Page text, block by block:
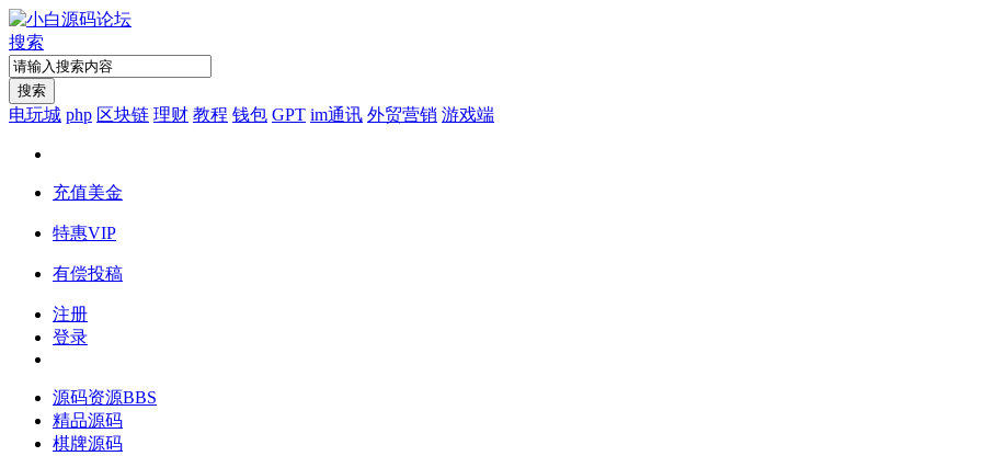
搜索
搜索
电玩城 php 区块链 理财 教程 钱包 GPT im通讯 外贸营销 游戏端
充值美金
特惠VIP
有偿投稿
注册
登录
源码资源BBS
精品源码
棋牌源码